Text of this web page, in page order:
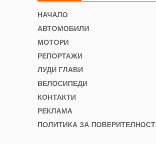
НАЧАЛО
АВТОМОБИЛИ
МОТОРИ
РЕПОРТАЖИ
ЛУДИ ГЛАВИ
ВЕЛОСИПЕДИ
КОНТАКТИ
РЕКЛАМА
ПОЛИТИКА ЗА ПОВЕРИТЕЛНОСТ